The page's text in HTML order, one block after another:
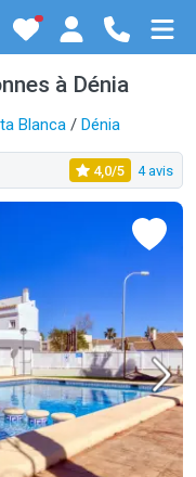
à Dénia
Blanca / Dénia
4,0/5 4 avis